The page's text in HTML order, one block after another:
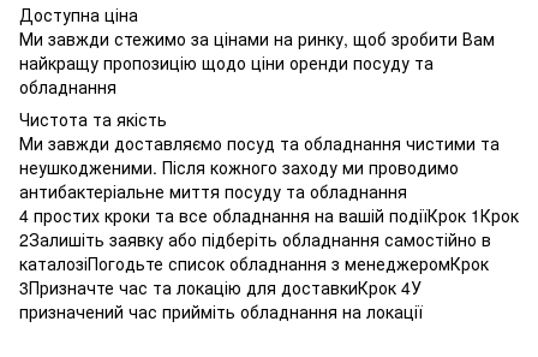
Доступна ціна
Ми завжди стежимо за цінами на ринку, щоб зробити Вам
найкращу пропозицію щодо ціни оренди посуду та
обладнання
Чистота та якість
Ми завжди доставляємо посуд та обладнання чистими та
неушкодженими. Після кожного заходу ми проводимо
антибактеріальне миття посуду та обладнання
4 простих кроки та все обладнання на вашій подіїКрок 1Крок
2Залишіть заявку або підберіть обладнання самостійно в
каталозіПогодьте список обладнання з менеджеромКрок
3Призначте час та локацію для доставкиКрок 4У
призначений час прийміть обладнання на локації